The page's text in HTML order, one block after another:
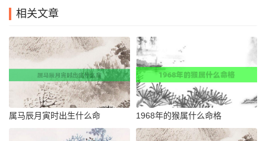
相关文章
属马辰月寅时出生什么命 1968年的猴属什么命格